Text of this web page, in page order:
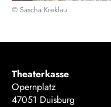
© Sascha Kreklau
Theaterkasse
Opernplatz
47051 Duisburg